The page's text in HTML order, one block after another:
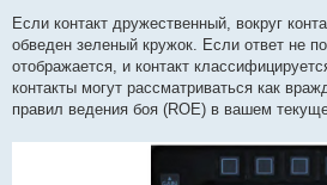
Если контакт дружественный, вокруг
обведен зеленый кружок. Если ответ не
отображается, и контакт
контакты могут рассматриваться как
правил ведения боя (ROE) в вашем